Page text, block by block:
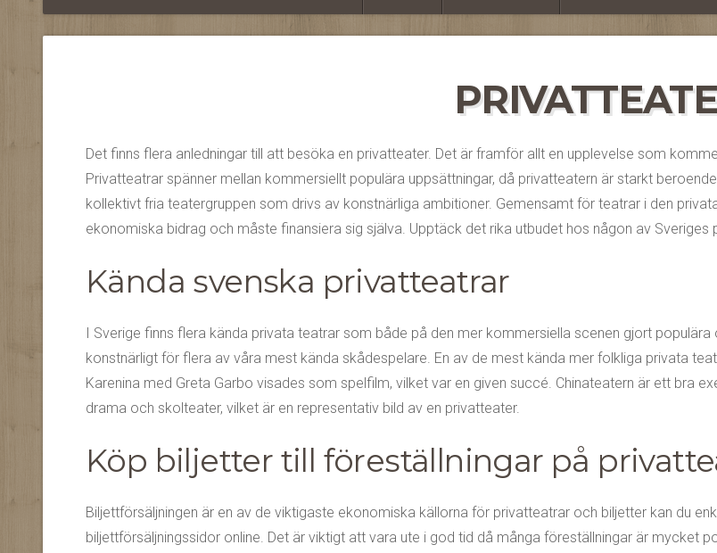
Det finns flera anledningar till att besöka en privatteater. Det är framför allt en upplevelse som
Privatteatrar spänner mellan kommersiellt populära uppsättningar, då privatteatern är starkt
kollektivt fria teatergruppen som drivs av konstnärliga ambitioner. Gemensamt för teatrar i den
ekonomiska bidrag och måste finansiera sig själva. Upptäck det rika utbudet hos någon av Sveriges
Kända svenska privatteatrar
I Sverige finns flera kända privata teatrar som både på den mer kommersiella scenen gjort
konstnärligt för flera av våra mest kända skådespelare. En av de mest kända mer folkliga privata
Karenina med Greta Garbo visades som spelfilm, vilket var en given succé. Chinateatern är ett bra
drama och skolteater, vilket är en representativ bild av en privatteater.
Köp biljetter till föreställningar på
Biljettförsäljningen är en av de viktigaste ekonomiska källorna för privatteatrar och biljetter kan du
biljettförsäljningssidor online. Det är viktigt att vara ute i god tid då många föreställningar är mycket